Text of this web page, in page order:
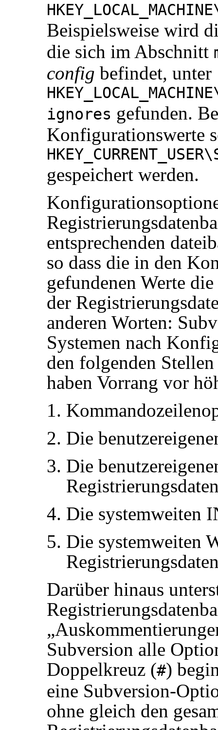
Beispielsweise wird
die sich im Abschnitt
config befindet, unter
ignores gefunden.
Konfigurationswerte
gespeichert werden.
entsprechenden
so dass die in den
gefundenen Werte
der
anderen Worten:
Systemen nach
den folgenden
haben Vorrang vor
Die
Die
Die systemweiten
Die systemweiten
Darüber hinaus
„
Subversion alle
Doppelkreuz (#)
eine Subversion-
ohne gleich den